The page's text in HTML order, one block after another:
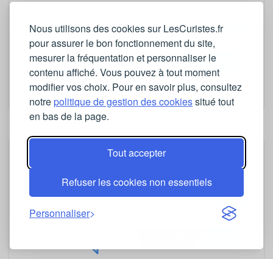
Nous utilisons des cookies sur LesCuristes.fr
pour assurer le bon fonctionnement du site,
mesurer la fréquentation et personnaliser le
contenu affiché. Vous pouvez à tout moment
modifier vos choix. Pour en savoir plus, consultez
notrepolitique de gestion des cookiessitué tout
en bas de la page.
Tout accepter
Refuser les cookies non essentiels
Personnaliser
1 Répondre
Question utile ?
est ce que les thermes berot sont proches du
centre ville de dax
- posée parchantalle 17/11/2023